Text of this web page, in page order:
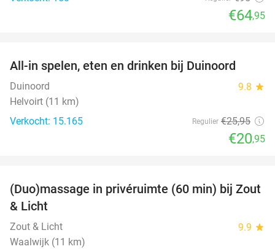
€64,95
All-in spelen, eten en drinken bij Duinoord
Duinoord 9.8 star
Helvoirt (11 km)
Verkocht: 15.165
Regulier €25,95
€20,95
49%
(Duo)massage in privéruimte (60 min) bij Zout
& Licht
Zout & Licht 9.9 star
Waalwijk (11 km)